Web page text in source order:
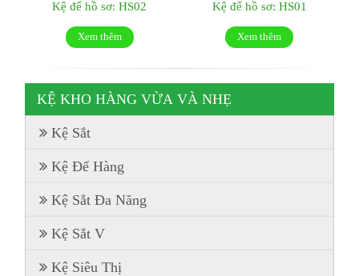
Kệ để hồ sơ: HS02
Xem thêm
Kệ để hồ sơ: HS01
Xem thêm
KỆ KHO HÀNG VỪA VÀ NHẸ
Kệ Sắt
Kệ Để Hàng
Kệ Sắt Đa Năng
Kệ Sắt V
Kệ Siêu Thị